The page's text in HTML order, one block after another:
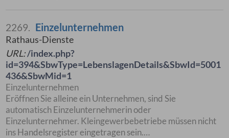
2269. Einzelunternehmen
Rathaus-Dienste
URL:/index.php?
id=394&SbwType=LebenslagenDetails&SbwId=5001
436&SbwMid=1
Einzelunternehmen
Eröffnen Sie alleine ein Unternehmen, sind Sie
automatisch Einzelunternehmerin oder
Einzelunternehmer. Kleingewerbebetriebe müssen nicht
ins Handelsregister eingetragen sein.…